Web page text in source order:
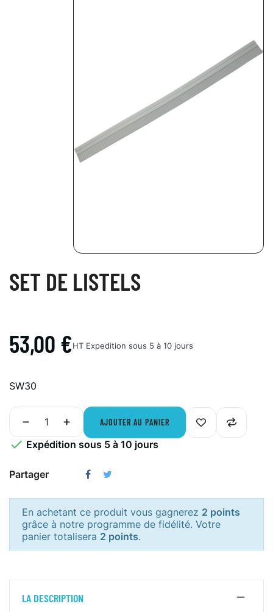
SET DE LISTELS
53,00 €HT Expedition sous 5 à 10 jours
SW30
AJOUTER AU PANIER
 Expédition sous 5 à 10 jours
Partager
En achetant ce produit vous gagnerez 2 points
grâce à notre programme de fidélité. Votre
panier totalisera 2 points.
LA DESCRIPTION